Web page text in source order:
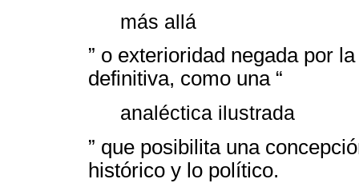
más allá
” o exterioridad negada por
definitiva, como una “
analéctica ilustrada
” que posibilita una
histórico y lo político.